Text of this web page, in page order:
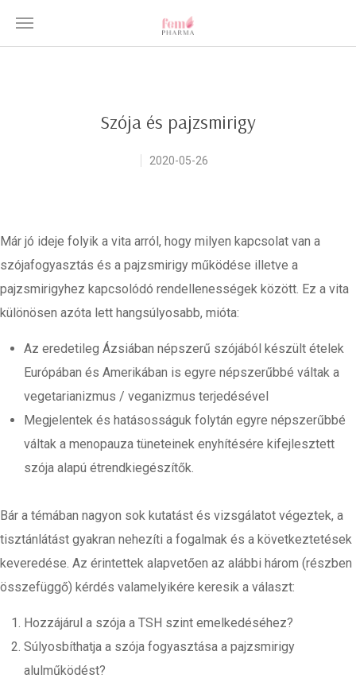
Szója és pajzsmirigy
2020-05-26
Már jó ideje folyik a vita arról, hogy milyen kapcsolat van a
szójafogyasztás és a pajzsmirigy működése illetve a
pajzsmirigyhez kapcsolódó rendellenességek között. Ez a vita
különösen azóta lett hangsúlyosabb, mióta:
Az eredetileg Ázsiában népszerű szójából készült ételek
Európában és Amerikában is egyre népszerűbbé váltak a
vegetarianizmus / veganizmus terjedésével
Megjelentek és hatásosságuk folytán egyre népszerűbbé
váltak a menopauza tüneteinek enyhítésére kifejlesztett
szója alapú étrendkiegészítők.
Bár a témában nagyon sok kutatást és vizsgálatot végeztek, a
tisztánlátást gyakran nehezíti a fogalmak és a következtetések
keveredése. Az érintettek alapvetően az alábbi három (részben
összefüggő) kérdés valamelyikére keresik a választ:
Hozzájárul a szója a TSH szint emelkedéséhez?
Súlyosbíthatja a szója fogyasztása a pajzsmirigy
alulműködést?